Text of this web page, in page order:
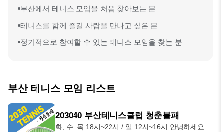
부산에서 테니스 모임을 처음 찾아보는 분
테니스를 함께 즐길 사람을 만나고 싶은 분
정기적으로 참여할 수 있는 테니스 모임을 찾는 분
부산 테니스 모임 리스트
203040 부산테니스클럽 청춘불패
화, 수, 목 18시~22시 / 일 12시~16시 안녕하세요.